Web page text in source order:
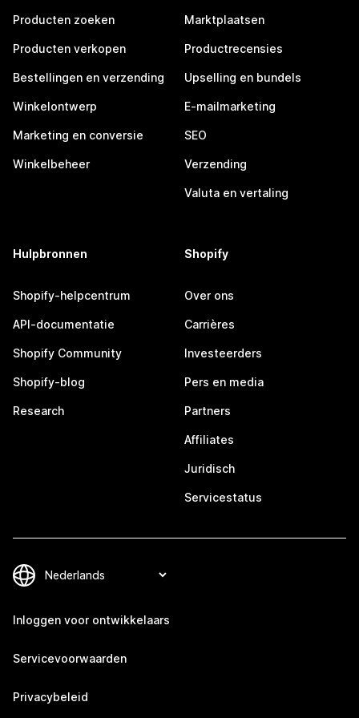
Producten zoeken
Producten verkopen
Bestellingen en verzending
Winkelontwerp
Marketing en conversie
Winkelbeheer
Marktplaatsen
Productrecensies
Upselling en bundels
E-mailmarketing
SEO
Verzending
Valuta en vertaling
Hulpbronnen
Shopify-helpcentrum
API-documentatie
Shopify Community
Shopify-blog
Research
Shopify
Over ons
Carrières
Investeerders
Pers en media
Partners
Affiliates
Juridisch
Servicestatus
Inloggen voor ontwikkelaars
Servicevoorwaarden
Privacybeleid